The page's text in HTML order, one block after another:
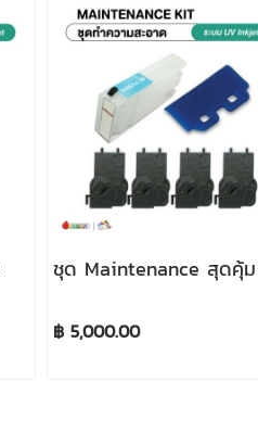
ชุด Maintenance สุดคุ้ม
฿ 5,000.00